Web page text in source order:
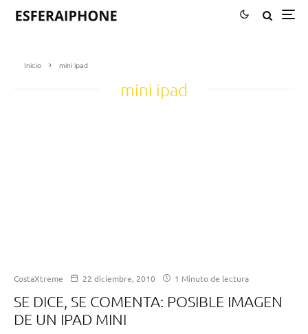
Inicio mini ipad
mini ipad
CostaXtreme 22 diciembre, 2010 1 Minuto de lectura
SE DICE, SE COMENTA: POSIBLE IMAGEN
DE UN IPAD MINI